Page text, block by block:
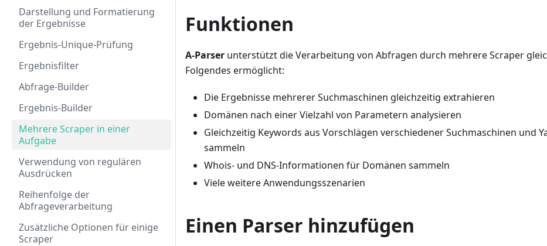
Darstellung und Formatierung
der Ergebnisse
Ergebnis-Unique-Prüfung
Ergebnisfilter
Abfrage-Builder
Ergebnis-Builder
Mehrere Scraper in einer
Aufgabe
Verwendung von regulären
Ausdrücken
Reihenfolge der
Abfrageverarbeitung
Zusätzliche Optionen für einige
Scraper
Funktionen
A-Parser unterstützt die Verarbeitung von Abfragen durch mehrere Scraper
Folgendes ermöglicht:
Die Ergebnisse mehrerer Suchmaschinen gleichzeitig extrahieren
Domänen nach einer Vielzahl von Parametern analysieren
Gleichzeitig Keywords aus Vorschlägen verschiedener Suchmaschinen und
sammeln
Whois- und DNS-Informationen für Domänen sammeln
Viele weitere Anwendungsszenarien
Einen Parser hinzufügen